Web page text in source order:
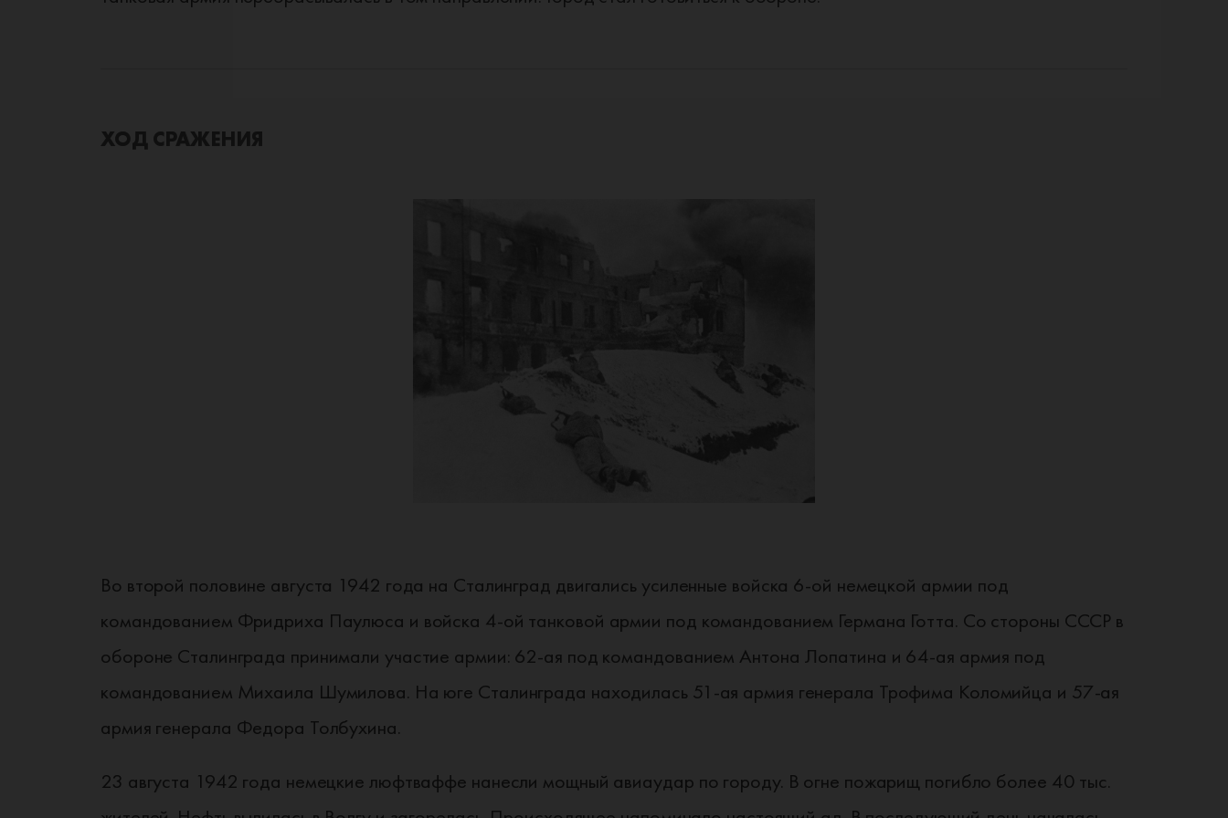
ХОД СРАЖЕНИЯ
Во второй половине августа 1942 года на Сталинград двигались усиленные войска 6-ой немецкой армии под
командованием Фридриха Паулюса и войска 4-ой танковой армии под командованием Германа Готта. Со стороны СССР в
обороне Сталинграда принимали участие армии: 62-ая под командованием Антона Лопатина и 64-ая армия под
командованием Михаила Шумилова. На юге Сталинграда находилась 51-ая армия генерала Трофима Коломийца и 57-ая
армия генерала Федора Толбухина.
23 августа 1942 года немецкие люфтваффе нанесли мощный авиаудар по городу. В огне пожарищ погибло более 40 тыс.